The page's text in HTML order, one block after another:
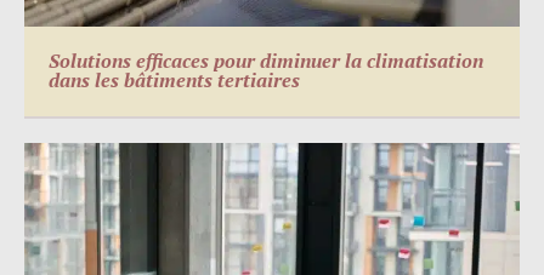
Solutions efficaces pour diminuer la climatisation
dans les bâtiments tertiaires